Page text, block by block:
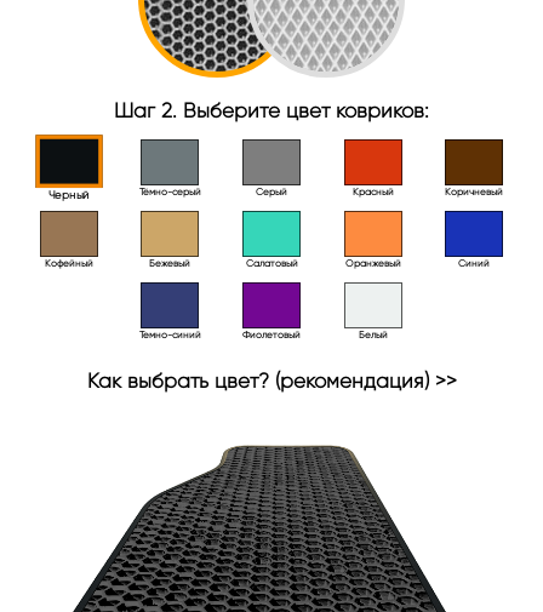
Шаг 2. Выберите цвет ковриков:
Черный Тёмно-серый Серый Красный Коричневый
Кофейный Бежевый Салатовый Оранжевый Синий
Темно-синий Фиолетовый Белый
Как выбрать цвет? (рекомендация) >>